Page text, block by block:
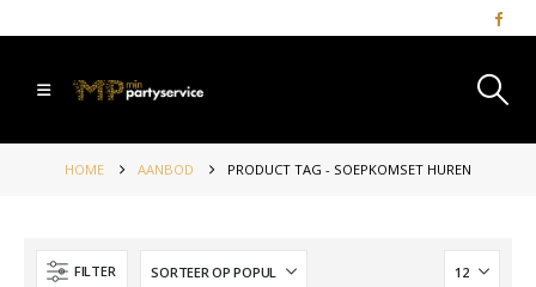
HOME AANBOD PRODUCT TAG - SOEPKOMSET HUREN
FILTER